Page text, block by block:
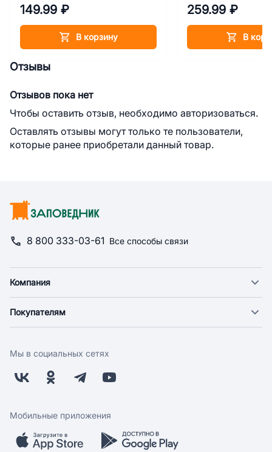
149.99 ₽
В корзину
259.99 ₽
В
Отзывы
Отзывов пока нет
Чтобы оставить отзыв, необходимо авторизоваться.
Оставлять отзывы могут только те пользователи,
которые ранее приобретали данный товар.
8 800 333-03-61 Все способы связи
Компания
Новости
Поставщикам
Заводчикам
Обратная связь
Покупателям
Оплата
Бонусная программа
Скидки и акции
Мобильное приложение
Мы в социальных сетях
Мобильные приложения